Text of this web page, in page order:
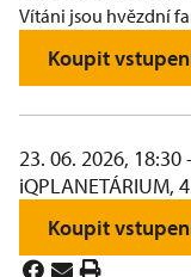
Vítáni jsou hvězdní
Koupit
23. 06. 2026, 18:30
iQPLANETÁRIUM,
Koupit